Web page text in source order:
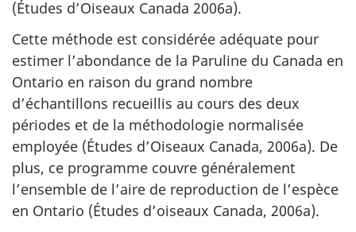
(Études d’Oiseaux Canada 2006a).
Cette méthode est considérée adéquate pour
estimer l’abondance de la Paruline du Canada en
Ontario en raison du grand nombre
d’échantillons recueillis au cours des deux
périodes et de la méthodologie normalisée
employée (Études d’Oiseaux Canada, 2006a). De
plus, ce programme couvre généralement
l’ensemble de l’aire de reproduction de l’espèce
en Ontario (Études d’oiseaux Canada, 2006a).